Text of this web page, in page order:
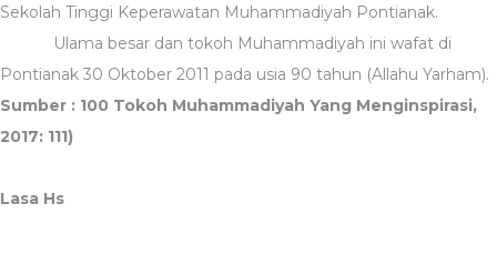
Sekolah Tinggi Keperawatan Muhammadiyah Pontianak.
Ulama besar dan tokoh Muhammadiyah ini wafat di
Pontianak 30 Oktober 2011 pada usia 90 tahun (Allahu Yarham).
Sumber : 100 Tokoh Muhammadiyah Yang Menginspirasi,
2017: 111)
Lasa Hs